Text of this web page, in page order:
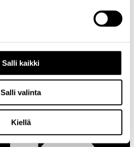
Salli kaikki
Salli valinta
Kiellä